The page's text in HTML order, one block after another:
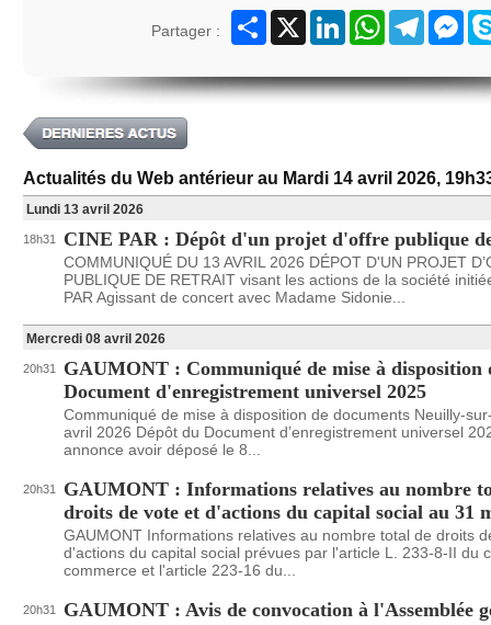
Partager :
Partager
X LinkedInWhatsAppTelegram
Actualités du Web antérieur au Mardi 14 avril 2026,
Lundi 13 avril 2026
18h31 CINE PAR : Dépôt d'un projet d'offre publique
COMMUNIQUÉ DU 13 AVRIL 2026 DÉPOT D'UN PROJET
PUBLIQUE DE RETRAIT visant les actions de la société
PAR Agissant de concert avec Madame Sidonie...
Mercredi 08 avril 2026
20h31
GAUMONT : Communiqué de mise à disposition
Document d'enregistrement universel 2025
Communiqué de mise à disposition de documents Neuilly-
avril 2026 Dépôt du Document d’enregistrement universel
annonce avoir déposé le 8...
20h31
GAUMONT : Informations relatives au nombre
droits de vote et d'actions du capital social au 31
GAUMONT Informations relatives au nombre total de droits
d'actions du capital social prévues par l'article L. 233-8-II du
commerce et l'article 223-16 du...
20h31
GAUMONT : Avis de convocation à l'Assemblée